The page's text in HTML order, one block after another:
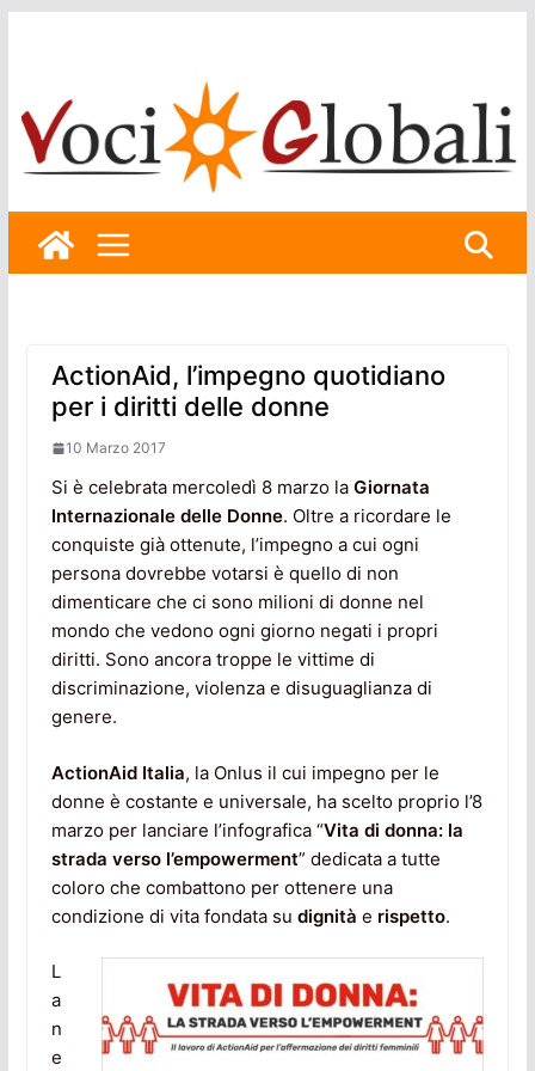
ActionAid, l’impegno quotidiano
per i diritti delle donne
10 Marzo 2017
Si è celebrata mercoledì 8 marzo la Giornata
Internazionale delle Donne. Oltre a ricordare le
conquiste già ottenute, l’impegno a cui ogni
persona dovrebbe votarsi è quello di non
dimenticare che ci sono milioni di donne nel
mondo che vedono ogni giorno negati i propri
diritti. Sono ancora troppe le vittime di
discriminazione, violenza e disuguaglianza di
genere.
ActionAid Italia, la Onlus il cui impegno per le
donne è costante e universale, ha scelto proprio l’8
marzo per lanciare l’infografica “Vita di donna: la
strada verso l’empowerment” dedicata a tutte
coloro che combattono per ottenere una
condizione di vita fondata su dignità e rispetto.
L
a
n
e